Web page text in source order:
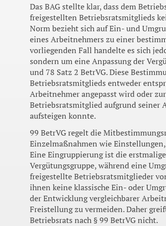
Das BAG stellte klar, dass dem
freigestellten Betriebsratsmitglieds
Norm bezieht sich auf Ein- und
eines Arbeitnehmers zu einer
vorliegenden Fall handelte es sich
sondern um eine Anpassung der
und 78 Satz 2 BetrVG. Diese
Betriebsratsmitglieds entweder
Arbeitnehmer angepasst wird oder
Betriebsratsmitglied aufgrund seiner
aufsteigen konnte.
99 BetrVG regelt die
Einzelmaßnahmen wie
Eine Eingruppierung ist die
Vergütungsgruppe, während eine
freigestellte Betriebsratsmitglieder
ihnen keine klassische Ein- oder
der Entwicklung vergleichbarer
Freistellung zu vermeiden. Daher
Betriebsrats nach § 99 BetrVG nicht.